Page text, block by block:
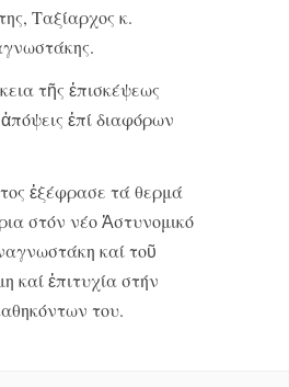
Ταξίαρχος κ.
τῆς ἐπισκέψεως
ἐπί διαφόρων
ἐξέφρασε τά θερμά
στόν νέο Ἀστυνομικό
καί τοῦ
καί ἐπιτυχία στήν
του.